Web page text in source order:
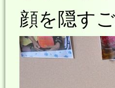
顔を隠す